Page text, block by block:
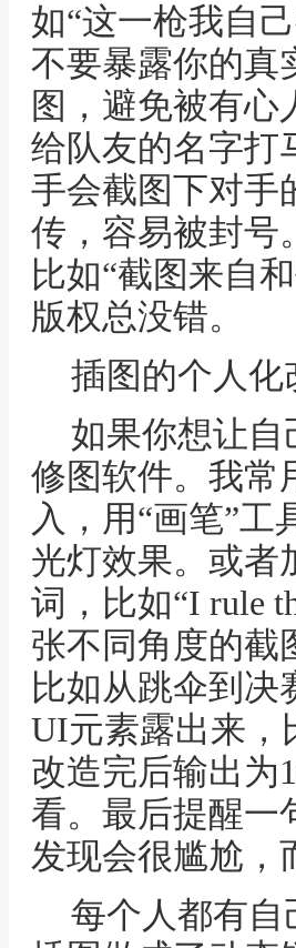
如“这一枪我自
不要暴露你的真
图，避免被有心
给队友的名字打
手会截图下对手
传，容易被封号
比如“截图来自
版权总没错。
插图的个人化
如果你想让自
修图软件。我常
入，用“画笔”
光灯效果。或者
词，比如“I rule
张不同角度的截
比如从跳伞到
UI元素露出来，
改造完后输出为
看。最后提醒一
发现会很尴尬，
每个人都有自